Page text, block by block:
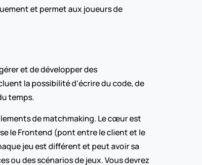
et permet aux joueurs de
et de développer des
la possibilité d'écrire du code, de
temps.
de matchmaking. Le cœur est
le Frontend (pont entre le client et le
jeu est différent et peut avoir sa
ou des scénarios de jeux. Vous devrez